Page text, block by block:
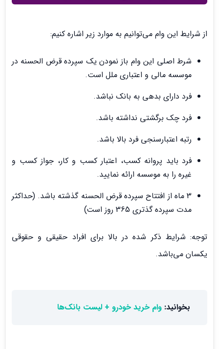
از شرایط این وام می‌توانیم به موارد زیر اشاره کنیم:
شرط اصلی این وام باز نمودن یک سپرده قرض الحسنه در
موسسه مالی و اعتباری ملل است.
فرد دارای بدهی به بانک نباشد.
فرد چک برگشتی نداشته باشد.
رتبه اعتبارسنجی فرد بالا باشد.
فرد باید پروانه کسب، اعتبار کسب و کار، جواز کسب و
غیره را به موسسه ارائه نمایید.
3 ماه از افتتاح سپرده قرض الحسنه گذشته باشد. (حداکثر
مدت سپرده گذتری 365 روز است)
توجه: شرایط ذکر شده در بالا برای افراد حقیقی و حقوقی
یکسان می‌باشد.
بخوانید: وام خرید خودرو + لیست بانک‌ها